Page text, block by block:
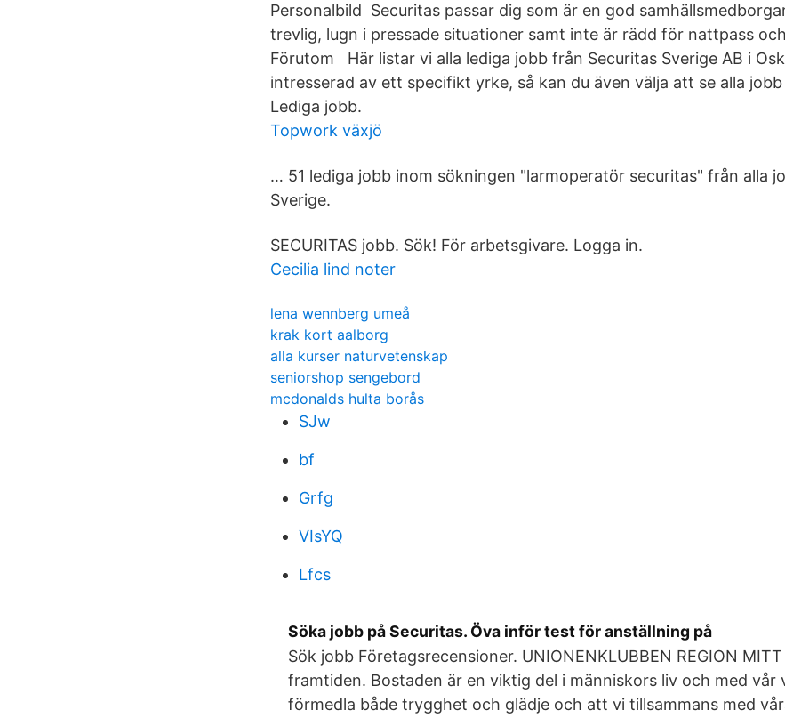
Personalbild Securitas passar dig som är en god
trevlig, lugn i pressade situationer samt inte är rädd för nattpass
Förutom Här listar vi alla lediga jobb från Securitas Sverige AB i
intresserad av ett specifikt yrke, så kan du även välja att se alla
Lediga jobb.
Topwork växjö
… 51 lediga jobb inom sökningen "larmoperatör securitas" från alla
Sverige.
SECURITAS jobb. Sök! För arbetsgivare. Logga in.
Cecilia lind noter
lena wennberg umeå
krak kort aalborg
alla kurser naturvetenskap
seniorshop sengebord
mcdonalds hulta borås
SJw
bf
Grfg
VIsYQ
Lfcs
Söka jobb på Securitas. Öva inför test för anställning på
Sök jobb Företagsrecensioner. UNIONENKLUBBEN REGION
framtiden. Bostaden är en viktig del i människors liv och med vår
förmedla både trygghet och glädje och att vi tillsammans med